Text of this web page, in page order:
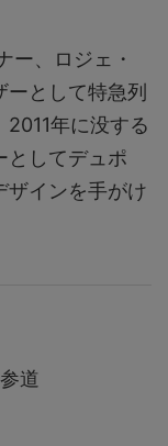
、ロジェ・
として特急列
年に没する
としてデュポ
ザインを手がけ
道